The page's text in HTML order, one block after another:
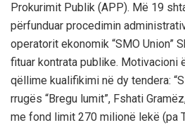
Prokurimit Publik (APP). Më 19
përfunduar procedimin
operatorit ekonomik “SMO Union”
fituar kontrata publike. Motivacioni
qëllime kualifikimi në dy tendera:
rrugës “Bregu lumit”, Fshati
me fond limit 270 milionë lekë (pa